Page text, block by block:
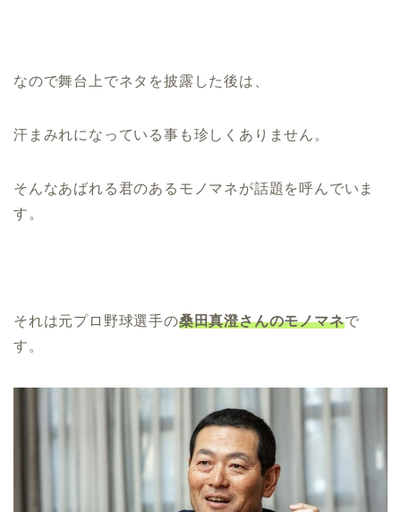
なので舞台上でネタを披露した後は、
汗まみれになっている事も珍しくありません。
そんなあばれる君のあるモノマネが話題を呼んでいま
す。
それは元プロ野球選手の桑田真澄さんのモノマネで
す。